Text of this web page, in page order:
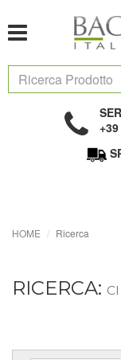
HOME Ricerca
RICERCA: